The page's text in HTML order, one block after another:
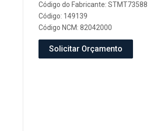
Código do Fabricante: STMT73588
Código: 149139
Código NCM: 82042000
Solicitar Orçamento